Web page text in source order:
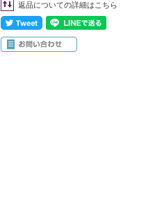
返品についての詳細はこちら